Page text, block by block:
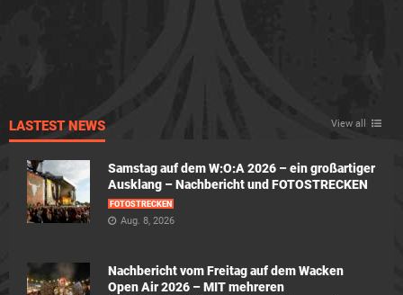
LASTEST NEWS View all
Samstag auf dem W:O:A 2026 – ein großartiger
Ausklang – Nachbericht und FOTOSTRECKEN
FOTOSTRECKEN
Aug. 8, 2026
Nachbericht vom Freitag auf dem Wacken
Open Air 2026 – MIT mehreren